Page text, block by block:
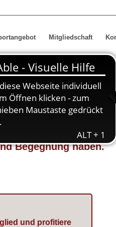
Mitgliedschaft
1861
Begegnung haben.
und profitiere